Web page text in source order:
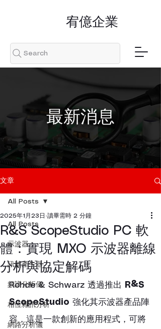
​宥億企業
Search
​最新消息
文章
All Posts
示波器
訊號產生器
頻譜分析儀
相位雜訊分析
網路分析儀
All Posts
R&S ScopeStudio PC 軟
體：實現 MXO 示波器離線
分析與協定解碼
2025年1月23日 讀畢需時 2 分鐘
Rohde & Schwarz 透過推出 R&S
ScopeStudio 強化其示波器產品陣
容，這是一款創新的應用程式，可將